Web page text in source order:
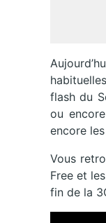
flash du
ou
encore
Vous
Free et
fin de la